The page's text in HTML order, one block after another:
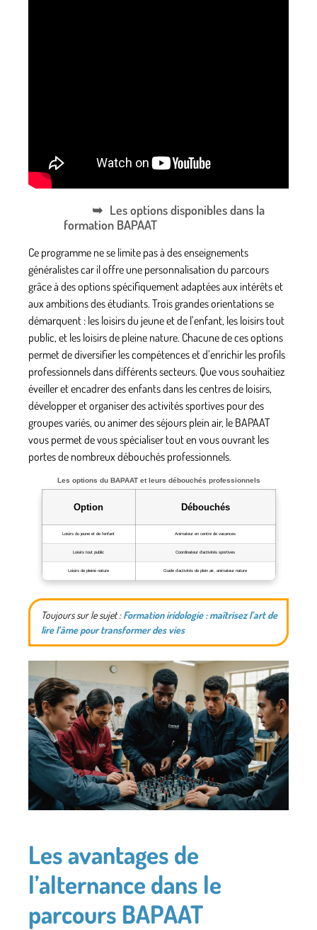
Les options disponibles dans la
formation BAPAAT
Ce programme ne se limite pas à des enseignements
généralistes car il offre une personnalisation du parcours
grâce à des options spécifiquement adaptées aux intérêts et
aux ambitions des étudiants. Trois grandes orientations se
démarquent : les loisirs du jeune et de l’enfant, les loisirs tout
public, et les loisirs de pleine nature. Chacune de ces options
permet de diversifier les compétences et d’enrichir les profils
professionnels dans différents secteurs. Que vous souhaitiez
éveiller et encadrer des enfants dans les centres de loisirs,
développer et organiser des activités sportives pour des
groupes variés, ou animer des séjours plein air, le BAPAAT
vous permet de vous spécialiser tout en vous ouvrant les
portes de nombreux débouchés professionnels.
Les options du BAPAAT et leurs débouchés professionnels
Option Débouchés
Loisirs du jeune et de l’enfant Animateur en centre de vacances
Loisirs tout public Coordinateur d’activités sportives
Loisirs de pleine nature Guide d’activités de plein air, animateur nature
Toujours sur le sujet :Formation iridologie : maîtrisez l’art de
lire l’âme pour transformer des vies
Les avantages de
l’alternance dans le
parcours BAPAAT